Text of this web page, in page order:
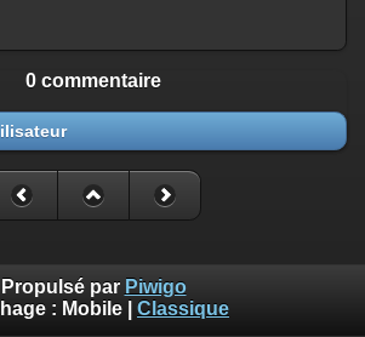
0 commentaire
Propulsé par Piwigo
: Mobile Classique